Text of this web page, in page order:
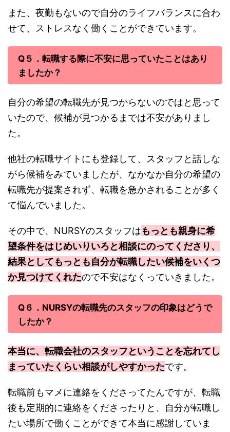
また、夜勤もないので自分のライフバランスに合わ
せて、ストレスなく働くことができています。
Q５．転職する際に不安に思っていたことはあり
ましたか？
自分の希望の転職先が見つからないのではと思って
いたので、候補が見つかるまでは不安がありまし
た。
他社の転職サイトにも登録して、スタッフと話しな
がら候補をみていましたが、なかなか自分の希望の
転職先が提案されず、転職を急かされることが多く
て悩んでいました。
その中で、NURSYのスタッフはもっとも親身に希
望条件をはじめいりいろと相談にのってくださり、
結果としてもっとも自分が転職したい候補をいくつ
か見つけてくれたので不安はなくっていきました。
Q６．NURSYの転職先のスタッフの印象はどうで
したか？
本当に、転職会社のスタッフということを忘れてし
まっていたくらい相談がしやすかったです。
転職前もマメに連絡をくださってたんですが、転職
後も定期的に連絡をくださったりと、自分が転職し
たい場所で働くことができて本当に感謝していま